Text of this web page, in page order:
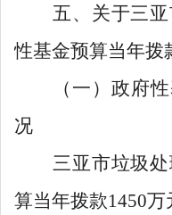
五、关于三
性基金预算当年拨
（一）政府
况
三亚市垃圾
算当年拨款1450万